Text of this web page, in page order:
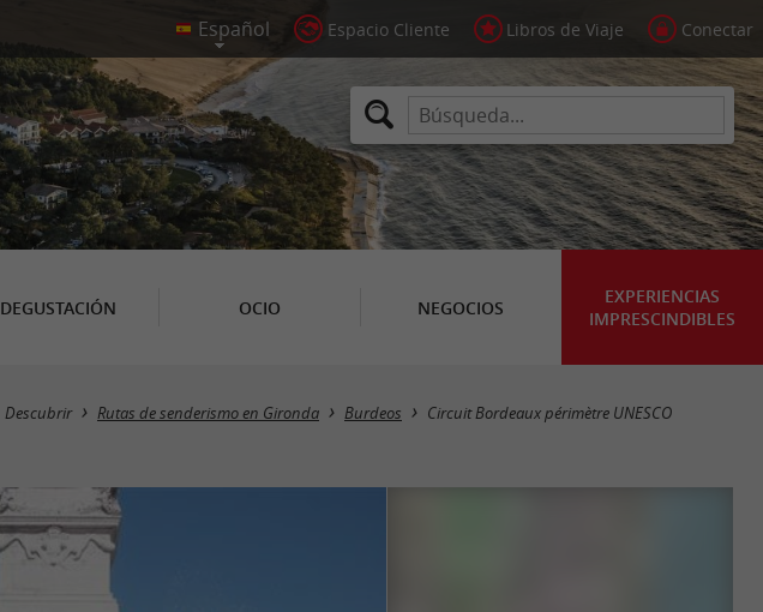
Espacio Cliente Libros de Viaje Conectar
DEGUSTACIÓN OCIO NEGOCIOS
EXPERIENCIAS
IMPRESCINDIBLES
Descubrir Rutas de senderismo en Gironda Burdeos Circuit Bordeaux périmètre UNESCO